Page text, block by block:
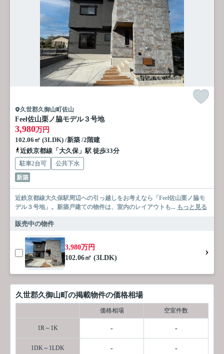
久世郡久御山町佐山
Feel佐山栗ノ脇モデル３号地
3,980万円
102.06㎡ (3LDK) /新築 /2階建
近鉄京都線「大久保」駅 徒歩33分
駐車2台可
公共下水
新築
近鉄京都線大久保駅周辺への引っ越しをお考えなら「Feel佐山栗ノ脇モ
デル３号地」。新築戸建ての物件は、室内のレイアウトも... もっと見る
販売中の物件
3,980万円
102.06㎡ (3LDK)
久世郡久御山町の掲載物件の価格相場
価格相場 空室件数
1R～1K - -
1DK～1LDK - -